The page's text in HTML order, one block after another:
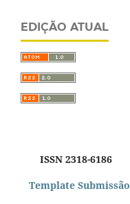
EDIÇÃO ATUAL
ISSN 2318-6186
Template Submissão